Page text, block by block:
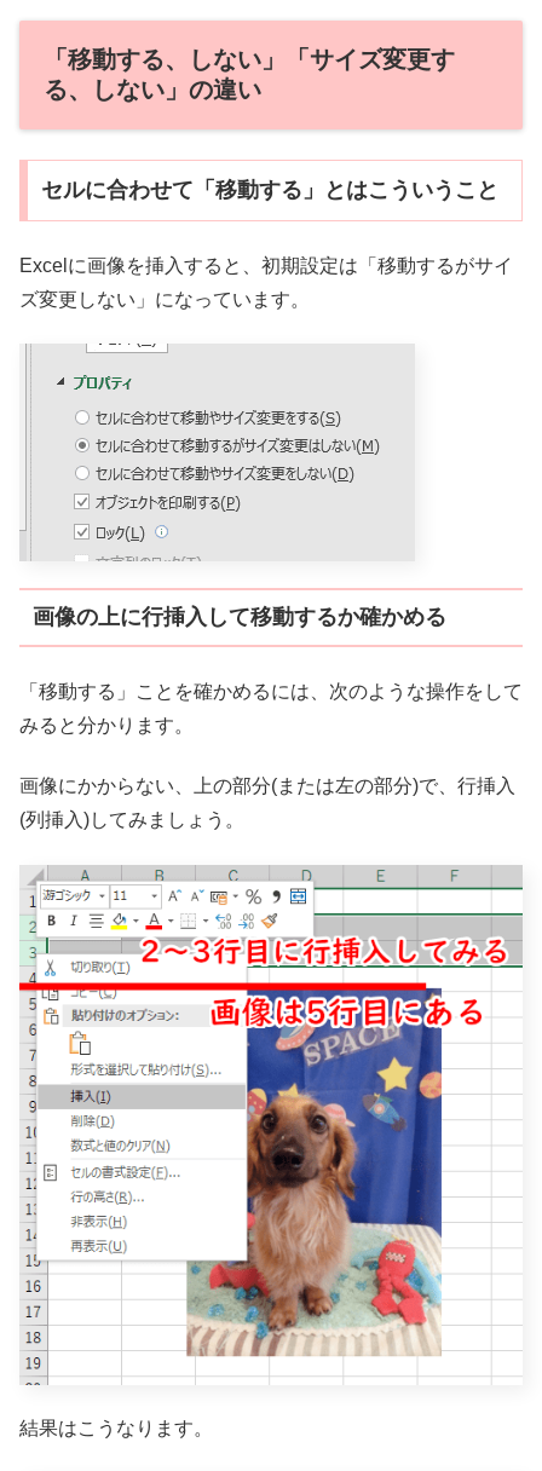
「移動する、しない」「サイズ変更す
る、しない」の違い
セルに合わせて「移動する」とはこういうこと
Excelに画像を挿入すると、初期設定は「移動するがサイ
ズ変更しない」になっています。
画像の上に行挿入して移動するか確かめる
「移動する」ことを確かめるには、次のような操作をして
みると分かります。
画像にかからない、上の部分(または左の部分)で、行挿入
(列挿入)してみましょう。
結果はこうなります。